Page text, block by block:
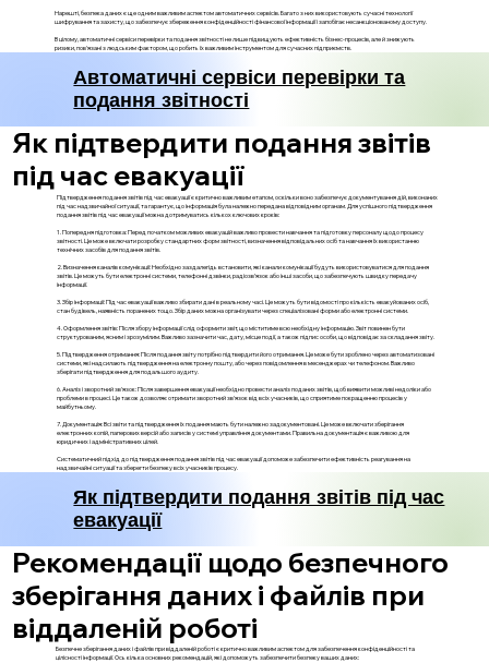
Нарешті, безпека даних є ще одним важливим аспектом автоматичних сервісів. Багато з них використовують сучасні технології
шифрування та захисту, що забезпечує збереження конфіденційності фінансової інформації і запобігає несанкціонованому доступу.
В цілому, автоматичні сервіси перевірки та подання звітності не лише підвищують ефективність бізнес-процесів, але й знижують
ризики, пов'язані з людським фактором, що робить їх важливим інструментом для сучасних підприємств.
Автоматичні сервіси перевірки та
подання звітності
Як підтвердити подання звітів
під час евакуації
Підтвердження подання звітів під час евакуації є критично важливим етапом, оскільки воно забезпечує документування дій, виконаних
під час надзвичайної ситуації, та гарантує, що інформація була належно передана відповідним органам. Для успішного підтвердження
подання звітів під час евакуації можна дотримуватись кількох ключових кроків:
1. Попередня підготовка: Перед початком можливих евакуацій важливо провести навчання та підготовку персоналу щодо процесу
звітності. Це може включати розробку стандартних форм звітності, визначення відповідальних осіб та навчання їх використанню
технічних засобів для подання звітів.
2. Визначення каналів комунікації: Необхідно заздалегідь встановити, які канали комунікації будуть використовуватися для подання
звітів. Це можуть бути електронні системи, телефонні дзвінки, радіозв’язок або інші засоби, що забезпечують швидку передачу
інформації.
3. Збір інформації: Під час евакуації важливо збирати дані в реальному часі. Це можуть бути відомості про кількість евакуйованих осіб,
стан будівель, наявність поранених тощо. Збір даних можна організувати через спеціалізовані форми або електронні системи.
4. Оформлення звітів: Після збору інформації слід оформити звіт, що міститиме всю необхідну інформацію. Звіт повинен бути
структурованим, ясним і зрозумілим. Важливо зазначити час, дату, місце події, а також підпис особи, що відповідає за складання звіту.
5. Підтвердження отримання: Після подання звіту потрібно підтвердити його отримання. Це може бути зроблено через автоматизовані
системи, які надсилають підтвердження на електронну пошту, або через повідомлення в месенджерах чи телефоном. Важливо
зберігати підтвердження для подальшого аудиту.
6. Аналіз і зворотний зв'язок: Після завершення евакуації необхідно провести аналіз поданих звітів, щоб виявити можливі недоліки або
проблеми в процесі. Це також дозволяє отримати зворотний зв'язок від всіх учасників, що сприятиме покращенню процесів у
майбутньому.
7. Документація: Всі звіти та підтвердження їх подання мають бути належно задокументовані. Це може включати зберігання
електронних копій, паперових версій або записів у системі управління документами. Правильна документація є важливою для
юридичних і адміністративних цілей.
Систематичний підхід до підтвердження подання звітів під час евакуації допоможе забезпечити ефективність реагування на
надзвичайні ситуації та зберегти безпеку всіх учасників процесу.
Як підтвердити подання звітів під час
евакуації
Рекомендації щодо безпечного
зберігання даних і файлів при
віддаленій роботі
Безпечне зберігання даних і файлів при віддаленій роботі є критично важливим аспектом для забезпечення конфіденційності та
цілісності інформації. Ось кілька основних рекомендацій, які допоможуть забезпечити безпеку ваших даних: